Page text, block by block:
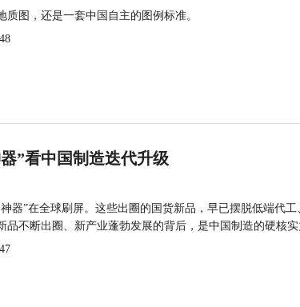
质图，还是一套中国自主的图例标准。
”看中国制造迭代升级
器”在全球刷屏。这些出圈的国货新品，早已摆脱低端代
品不断出圈、新产业蓬勃发展的背后，是中国制造的硬核实